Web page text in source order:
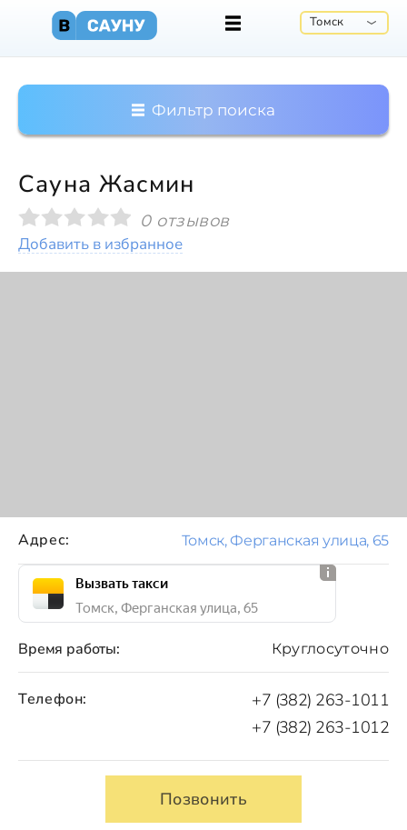
Томск
Фильтр поиска
Сауна Жасмин
0 отзывов
Добавить в избранное
Время работы: Круглосуточно
Телефон:
+7 (382) 263-1011
+7 (382) 263-1012
Позвонить
Адрес: Томск, Ферганская улица, 65
Вызвать такси
Томск, Ферганская улица, 65